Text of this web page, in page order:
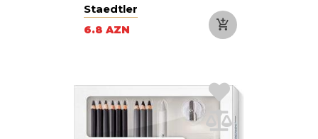
Staedtler
6.8 AZN